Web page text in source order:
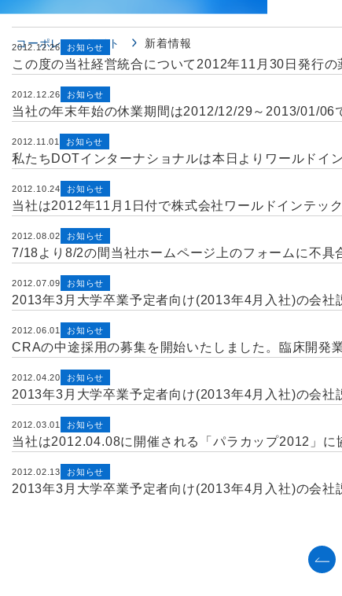
コーポレートサイト 新着情報
2012.12.26 お知らせ
この度の当社経営統合について2012年11月30日発行の
2012.12.26 お知らせ
当社の年末年始の休業期間は2012/12/29～2013/01/06
2012.11.01 お知らせ
私たちDOTインターナショナルは本日よりワールドイ
2012.10.24 お知らせ
当社は2012年11月1日付で株式会社ワールドインテック
2012.08.02 お知らせ
7/18より8/2の間当社ホームページ上のフォームに不具
2012.07.09 お知らせ
2013年3月大学卒業予定者向け(2013年4月入社)の会社
2012.06.01 お知らせ
CRAの中途採用の募集を開始いたしました。臨床開発
2012.04.20 お知らせ
2013年3月大学卒業予定者向け(2013年4月入社)の会社
2012.03.01 お知らせ
当社は2012.04.08に開催される「パラカップ2012」に
2012.02.13 お知らせ
2013年3月大学卒業予定者向け(2013年4月入社)の会社